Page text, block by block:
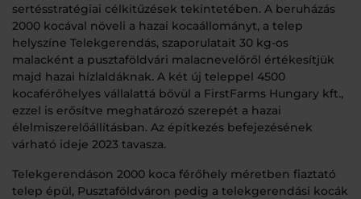
sertésstratégiai célkitűzések tekintetében. A beruházás
2000 kocával növeli a hazai kocaállományt, a telep
helyszíne Telekgerendás, szaporulatait 30 kg-os
malacként a pusztaföldvári malacnevelőről értékesítjük
majd hazai hízlaldáknak. A két új teleppel 4500
kocaférőhelyes vállalattá bővül a FirstFarms Hungary kft.,
ezzel is erősítve meghatározó szerepét a hazai
élelmiszerelőállításban. Az építkezés befejezésének
várható ideje 2023 tavasza.
Telekgerendáson 2000 koca férőhely méretben fiaztató
telep épül, Pusztaföldváron pedig a telekgerendási kocák